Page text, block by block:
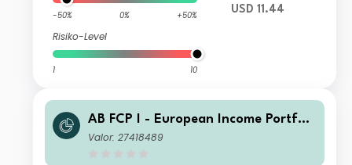
-50% 0% +50%
Risiko-Level
1 10
USD 11.44
AB FCP I - European Income Portfoli
o A2 CHF H Acc
Valor: 27418489